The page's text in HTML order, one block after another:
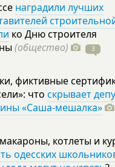
наградили лучших
ко Дню строителя
(общество) 3
фиктивные
что скрывает
«Саша-мешалка»
котлеты и
одесских